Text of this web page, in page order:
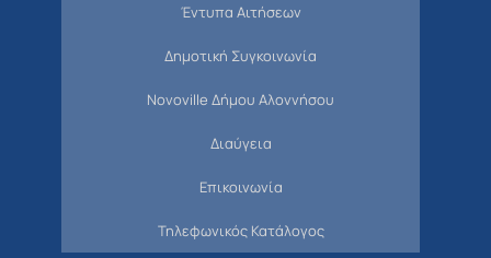
Έντυπα Αιτήσεων
Δημοτική Συγκοινωνία
Novoville Δήμου Αλοννήσου
Διαύγεια
Επικοινωνία
Τηλεφωνικός Κατάλογος